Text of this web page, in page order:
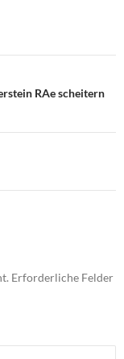
RAe scheitern
Erforderliche Felder